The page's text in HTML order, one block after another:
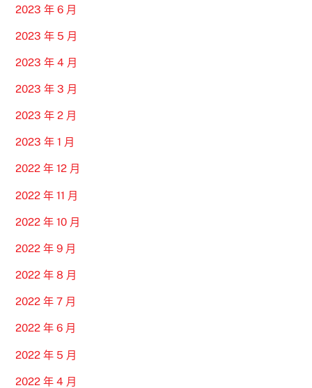
2023 年 6 月
2023 年 5 月
2023 年 4 月
2023 年 3 月
2023 年 2 月
2023 年 1 月
2022 年 12 月
2022 年 11 月
2022 年 10 月
2022 年 9 月
2022 年 8 月
2022 年 7 月
2022 年 6 月
2022 年 5 月
2022 年 4 月